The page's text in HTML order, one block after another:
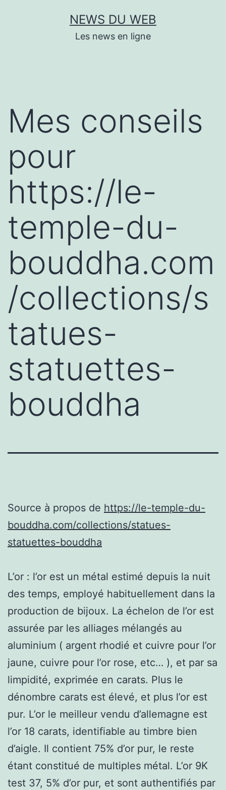
NEWS DU WEB
Les news en ligne
Mes conseils
pour
https://le-
temple-du-
bouddha.com
/collections/s
tatues-
statuettes-
bouddha
Source à propos de https://le-temple-du-
bouddha.com/collections/statues-
statuettes-bouddha
L’or : l’or est un métal estimé depuis la nuit
des temps, employé habituellement dans la
production de bijoux. La échelon de l’or est
assurée par les alliages mélangés au
aluminium ( argent rhodié et cuivre pour l’or
jaune, cuivre pour l’or rose, etc… ), et par sa
limpidité, exprimée en carats. Plus le
dénombre carats est élevé, et plus l’or est
pur. L’or le meilleur vendu d’allemagne est
l’or 18 carats, identifiable au timbre bien
d’aigle. Il contient 75% d’or pur, le reste
étant constitué de multiples métal. L’or 9K
test 37, 5% d’or pur, et sont authentifiés par